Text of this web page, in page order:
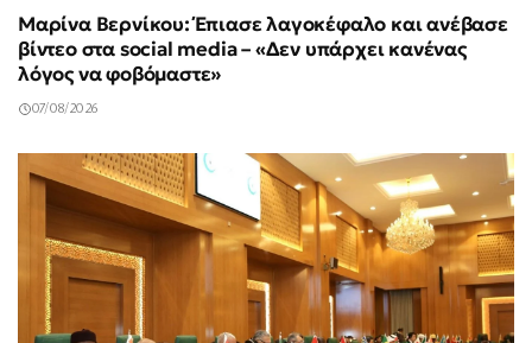
Μαρίνα Βερνίκου: Έπιασε λαγοκέφαλο και ανέβασε
βίντεο στα social media – «Δεν υπάρχει κανένας
λόγος να φοβόμαστε»
07/08/2026